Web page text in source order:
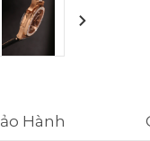
Hành